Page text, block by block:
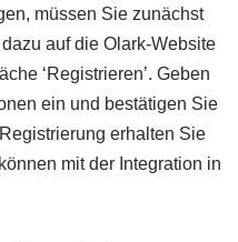
müssen Sie zunächst
auf die Olark-Website
‘Registrieren’. Geben
ein und bestätigen Sie
erhalten Sie
mit der Integration in